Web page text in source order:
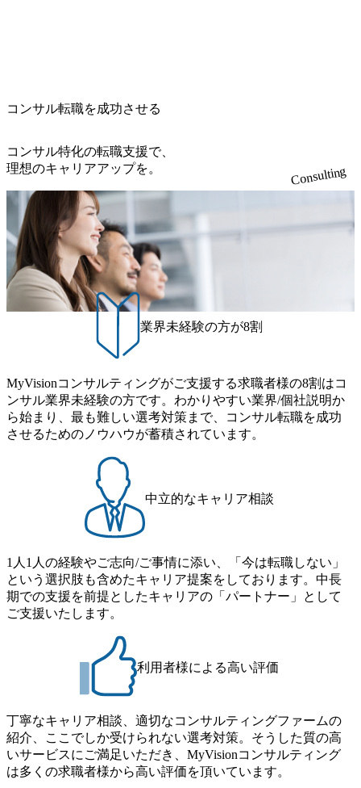
かの実務経験を有する方 - MBB及び戦略ファームでのコ
ンサルティング経験2年以上 - BIG4のStrategy部門におけ
ミュニケーション能力をお持ちの方 ・最新のトレンド・テ
ーマや事例にキャッチアップし、バイタリティーを持って
向を把握し、クライアントや自社への提案などに積極的に
関わることができる方 ・スケジューリング(優先順位付け含
む)など、ビジネスベーシックスキルが習得できている方
てプロジェクト全体の品質担保やマネジメント全般を担
り、クライアントとのリレーションを発展・拡大させるこ
とをミッションとする。自社へ提言の質を常に高く担保す
る責任を担う。 ● 裁量権 弊社は2019年11月に設立され、成
長期といわれるフェーズにあります。 事業・組織を拡大し
ていく時期のため、メンバーや組織がスケールしていく過
程を体感できます。 また、希望者はパートナー以外でも大
手役員の方へのセールスにも参加できる環境です。 自ら案
件を取り、プロジェクト体制を作っていくことも可能で
す。 ● 事業会社機能にも携われる 弊社にはコンサルティン
グ事業以外にもSaaSプロダクト・メディア・地方創生事業
があるため、上記事業に携わることも可能です。コンサル
タントとしての経験を活かしながら自らプロダクト開発や
自社の業務改善ができます。(希望者のみとなります) ● BIG
4・アクセンチュアをはじめとした大手外資系コンサルファ
ーム出身者が多く集まっています ● 平均年齢は35歳で、幅
広い年齢の方が活躍しています ● インダストリー・ソリュ
ーションで区切られていない組織です(ワンプール制) ● 海外
するコンサルティング体制を構築しています 東京都中央区
八重洲2-2-1 東京ミッドタウン八重洲 八重洲セントラルタワ
ー8階 受動喫煙対策 : 執務室内禁煙、ビル内喫煙室あり WE
B 書類選考通過後に、GAB試験に合格している方 ● テクノ
ロジーコンサルタント ・4年生大学卒業に限る ・大手総合
サルティング経験5年以上 ● 戦略コンサルタント ・4年生大
学卒業に限る ・以下のいずれかの実務経験を有する方
- MBB及び戦略ファームでのコンサルティング経験2年以
上 - BIG4のStrategy部門におけるコンサルティング経験2
年以上 ● 求める人物像 ・高いコミュニケーション能力をお
プし、バイタリティーを持ってチャレンジできる方 ・自ら
コンサル業界やクライアント動向を把握し、クライアント
や自社への提案などに積極的に関わることができる方 ・ス
ケジューリング(優先順位付け含む)など、ビジネスベーシッ
クスキルが習得できている方
ス） 世界49カ国に約73万人以上（2024年5月時点）の社員を
擁し、世界120以上の国の企業を顧客に売上641億ドルを誇
を上回る規模感)、営業利益率も約15％と驚異的な数字とな
っている、売上・従業員数共にこの8年間で4倍近くの成長
を遂げていることから、今後も高い成長が見込まれる 多く
の技術者を抱えており、アビームコンサルティングに続い
て日本国内2番目にSAP認定コンサルタント制度の有資格者
数が多く、特にIT領域に強みを持つ グローバルのポジショ
ンに自由に応募できる社内の転職ツール「キャリアズ・マ
ーケットプレイス」が存在し、本ツールを活用で上司の引
き留めを受けずに移動が可能である（異動者は年間約1,000
名） 残業時間や有休取得率など約10項目を数値化すること
で、実行前後で離職率を半減させることに成功した 18時以
降の会議を原則禁止としているほか、在宅勤務制度の全社
展開、ハラスメント抑止に向けた研修の拡充、社外窓口設
置など徹底的な仕組み化を推進する 育休取得率は男性6
5%、女性100%と全国平均を上回る実績を持ち、女性の管理
職率も21.8%（2023年12月時点）とフレキシブルな働き方を
提供 2026年8月22日(土) 9:00～19:30頃 ※選考会参加人数に
より変動 2026年8月7日(金) 16:00 参加予定DTE ① MRS-IMS
(旧ITXO-IMS) ② TS&T(旧TS&A) ③ CyberSecurity ④ IES ⑤ I
TS-Fukuoka ⑥ AMS-PRD ⑦ AMS-H&PS オンライン (Teams)
UI) レバレジーズで活躍するメンバー紹介！〜 営業職種編
来黒字を維持し、急成長中でありながら安定した事業を展
開し、高い安定性を持つ企業へと成長している 10年後に1兆
円を目指す日本にもなかなかないメガベンチャー。創業か
ら黒字経営。年間130%成長 https://storage.googleapis.com/our-
vision-production.appspot.com/public/images/20251030164405_5c
527843-d227-4df8-b86c-5587f843fdf6_1200x471.webp https://stor
age.googleapis.com/our-vision-production.appspot.com/public/imag
es/20251030164946_dc0888f6-0539-4887-84d7-34c8d8544226_1
200x666.webp 年間100億円規模の投資の元、10以上もの新規
事業を立ち上げているため様々な業界を経験することが可
能 社内転職が活発であり、多様なスキルを1社で身に着ける
ことが可能 事業開発・運用を内包かする「オールインハウ
ス」型の組織体。社内スカウトや社内公募制度を用いて主
体的かつ柔軟なキャリア形成が可能。 https://storage.googleap
165942_70f09968-1b27-43e6-b849-1cd107c4f488_1200x698.web
p ## 働き方／WLB／待遇 内装8億円超のかっこいいオフィ
スがあり、 働き甲斐のあるランキング、新卒注目ランキン
グ受賞歴多数 あえての未上場であり株主からの圧力がない
的な成長を若手に任せられる環境 対面でのコミュニケーシ
ョンメリットを重視するため出社勤務。1日の労働時間平均
9.2時間、有休消化率81%(2024年度の年間データ、エンジニ
ア組織） 2026年8月22日(土) 10:00～最長16:00 2026年8月10
日(月) 16:00 ※応募者が定員を上回る場合は、厳正なる審査
の上参加者を決定させていただきます。ご了承ください。
● 当日の流れ 受付 → 会社説明会 → 面接(会社説明会終了
後、随時ご案内) ※全てリモートにて実施します。 ※参加
される方に個別に当日の面接案内をお送りいたします。 ※
通常の選考フローと異なり、事前に適性検査をご受検いた
だきます。 ● 詳細 デジタルイノベーション事業部でのポジ
ションサーチになります。 ご経験やスキル、そして適性や
志向性に合わせて、以下のいずれかの役割でご活躍いただ
きます。 ※本求人はレバテック株式会社の雇用となりま
す。 ＜ITコンサルタント＞ Webアプリケーション、SaaS系
の領域において、大手・ベンチャー・スタートアップ企業
に対する課題解決支援を行います。 直近の案件では、大規
模基幹システムにおける最上流のPoC(概念実証)支援から構
コンサル転職を成功させる
コンサル特化の転職支援で、
理想のキャリアアップを。
Consulting
業界未経験の方が8割
MyVisionコンサルティングがご支援する求職者様の8割はコ
ンサル業界未経験の方です。わかりやすい業界/個社説明か
ら始まり、最も難しい選考対策まで、コンサル転職を成功
させるためのノウハウが蓄積されています。
中立的なキャリア相談
1人1人の経験やご志向/ご事情に添い、「今は転職しない」
という選択肢も含めたキャリア提案をしております。中長
期での支援を前提としたキャリアの「パートナー」として
ご支援いたします。
利用者様による高い評価
丁寧なキャリア相談、適切なコンサルティングファームの
紹介、ここでしか受けられない選考対策。そうした質の高
いサービスにご満足いただき、MyVisionコンサルティング
は多くの求職者様から高い評価を頂いています。